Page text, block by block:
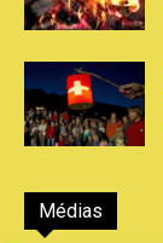
Médias